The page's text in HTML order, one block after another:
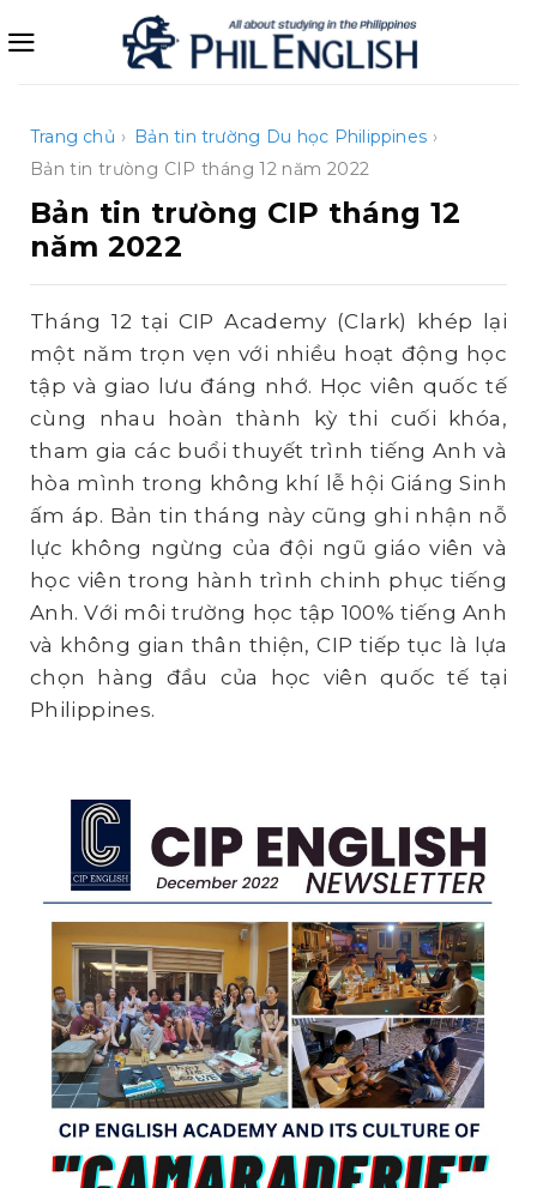
qua
Trang chủ › Bản tin trường Du học Philippines ›
Bản tin trưòng CIP tháng 12 năm 2022
Bản tin trưòng CIP tháng 12
năm 2022
Tháng 12 tại CIP Academy (Clark) khép lại
một năm trọn vẹn với nhiều hoạt động học
tập và giao lưu đáng nhớ. Học viên quốc tế
cùng nhau hoàn thành kỳ thi cuối khóa,
tham gia các buổi thuyết trình tiếng Anh và
hòa mình trong không khí lễ hội Giáng Sinh
ấm áp. Bản tin tháng này cũng ghi nhận nỗ
lực không ngừng của đội ngũ giáo viên và
học viên trong hành trình chinh phục tiếng
Anh. Với môi trường học tập 100% tiếng Anh
và không gian thân thiện, CIP tiếp tục là lựa
chọn hàng đầu của học viên quốc tế tại
Philippines.